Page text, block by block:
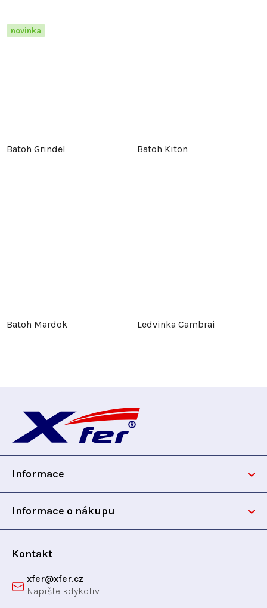
novinka
Batoh Grindel Batoh Kiton
Batoh Mardok Ledvinka Cambrai
p
Informace
Informace o nákupu
Kontakt
xfer@xfer.cz